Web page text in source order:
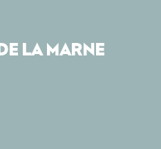
LA MARNE